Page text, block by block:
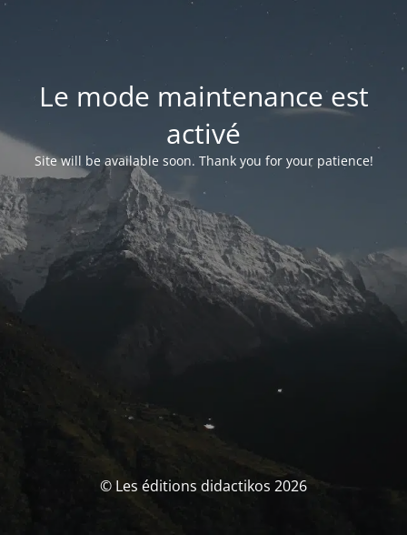
Le mode maintenance est
activé
Site will be available soon. Thank you for your patience!
© Les éditions didactikos 2026